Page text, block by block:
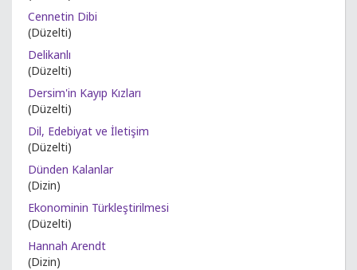
Cennetin Dibi
(Düzelti)
Delikanlı
(Düzelti)
Dersim'in Kayıp Kızları
(Düzelti)
Dil, Edebiyat ve İletişim
(Düzelti)
Dünden Kalanlar
(Dizin)
Ekonominin Türkleştirilmesi
(Düzelti)
Hannah Arendt
(Dizin)